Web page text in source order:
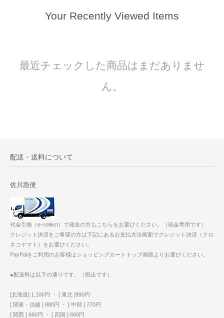
Your Recently Viewed Items
最近チェックした商品はまだありませ
ん。
配送・送料について
佐川急便
代金引換（e-collect）で発送の方もこちらをお選びください。（現金専用です）
クレジット決済をご希望の方は下記にあるお支払方法画面でクレジット決済（クロ
ネコヤマト）をお選びください。
PayPalをご利用のお客様はショッピングカートトップ画面よりお選びください。
●配送料は以下の通りです。（税込です）
[北海道] 1,100円 ・ [ 東北 ]990円
[ 関東・信越 ] 880円 ・ [ 中部 ] 770円
[ 関西 ] 660円 ・ [ 四国 ] 660円